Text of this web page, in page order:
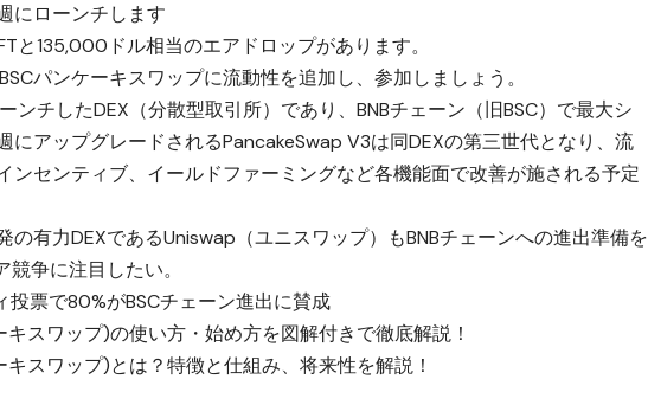
にローンチします
と135,000ドル相当のエアドロップがあります。
パンケーキスワップに流動性を追加し、参加しましょう。
ンチしたDEX（分散型取引所）であり、BNBチェーン（旧BSC）で最大シ
にアップグレードされるPancakeSwap V3は同DEXの第三世代となり、流
ンセンティブ、イールドファーミングなど各機能面で改善が施される予定
の有力DEXであるUniswap（ユニスワップ）もBNBチェーンへの進出準備を
争に注目したい。
投票で80%がBSCチェーン進出に賛成
スワップ)の使い方・始め方を図解付きで徹底解説！
スワップ)とは？特徴と仕組み、将来性を解説！